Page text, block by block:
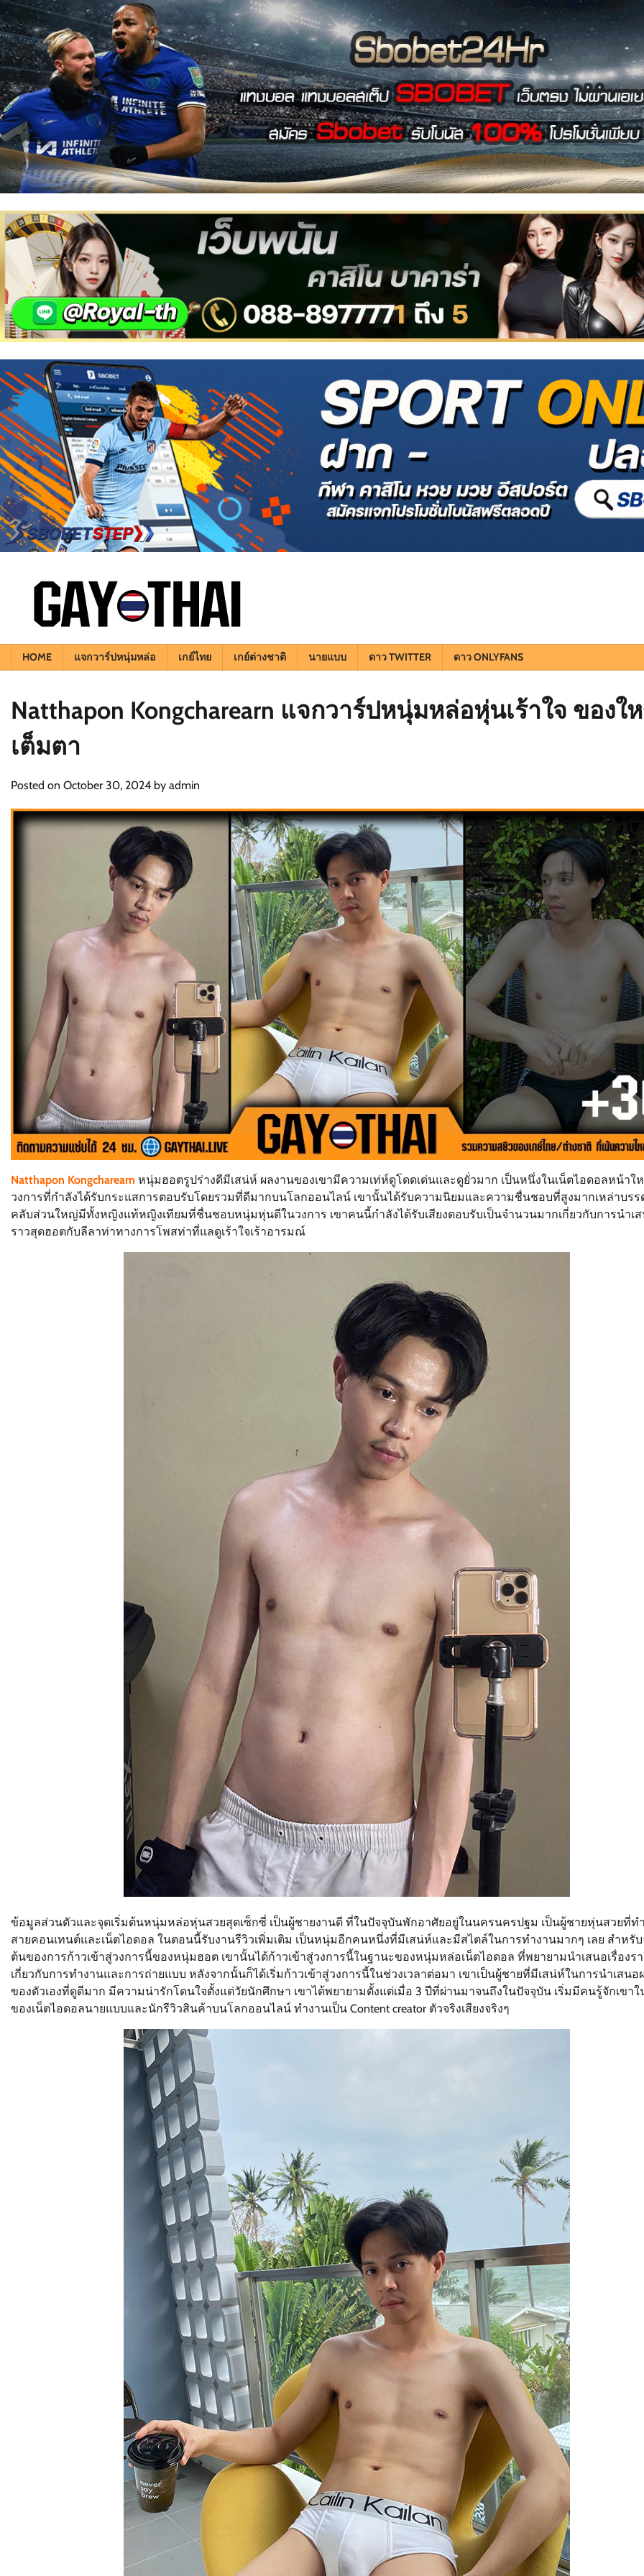
HOME แจกวาร์ปหนุ่มหล่อ เกย์ไทย เกย์ต่างชาติ นายแบบ ดาว TWITTER ดาว ONLYFANS
Natthapon Kongcharearn แจกวาร์ปหนุ่มหล่อหุ่นเร้าใจ ของใ
เต็มตา
Posted on October 30, 2024 by admin
Natthapon Kongcharearn หนุ่มฮอตรูปร่างดีมีเสน่ห์ ผลงานของเขามีความเท่ห์ดูโดดเด่นและดูยั่วมาก เป็นหนึ่งในเน็ตไอดอลหน้าใ
วงการที่กำลังได้รับกระแสการตอบรับโดยรวมที่ดีมากบนโลกออนไลน์ เขานั้นได้รับความนิยมและความชื่นชอบที่สูงมากเหล่าบร
คลับส่วนใหญ่มีทั้งหญิงแท้หญิงเทียมที่ชื่นชอบหนุ่มหุ่นดีในวงการ เขาคนนี้กำลังได้รับเสียงตอบรับเป็นจำนวนมากเกี่ยวกับการนำเส
ราวสุดฮอตกับลีลาท่าทางการโพสท่าที่แลดูเร้าใจเร้าอารมณ์
ข้อมูลส่วนตัวและจุดเริ่มต้นหนุ่มหล่อหุ่นสวยสุดเซ็กซี่ เป็นผู้ชายงานดี ที่ในปัจจุบันพักอาศัยอยู่ในนครนครปฐม เป็นผู้ชายหุ่นสวยที่ท
สายคอนเทนต์และเน็ตไอดอล ในตอนนี้รับงานรีวิวเพิ่มเติม เป็นหนุ่มอีกคนหนึ่งที่มีเสน่ห์และมีสไตล์ในการทำงานมากๆ เลย สำหรับ
ต้นของการก้าวเข้าสู่วงการนี้ของหนุ่มฮอต เขานั้นได้ก้าวเข้าสู่วงการนี้ในฐานะของหนุ่มหล่อเน็ตไอดอล ที่พยายามนำเสนอเรื่องรา
เกี่ยวกับการทำงานและการถ่ายแบบ หลังจากนั้นก็ได้เริ่มก้าวเข้าสู่วงการนี้ในช่วงเวลาต่อมา เขาเป็นผู้ชายที่มีเสน่ห์ในการนำเสนอ
ของตัวเองที่ดูดีมาก มีความน่ารักโดนใจตั้งแต่วัยนักศึกษา เขาได้พยายามตั้งแต่เมื่อ 3 ปีที่ผ่านมาจนถึงในปัจจุบัน เริ่มมีคนรู้จักเขาใ
ของเน็ตไอดอลนายแบบและนักรีวิวสินค้าบนโลกออนไลน์ ทำงานเป็น Content creator ตัวจริงเสียงจริงๆ